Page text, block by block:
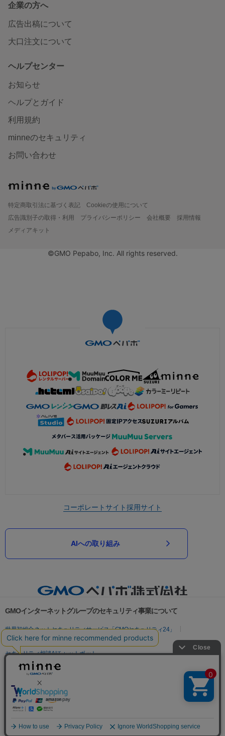
企業の方へ
広告出稿について
大口注文について
ヘルプセンター
お知らせ
ヘルプとガイド
利用規約
minneのセキュリティ
お問い合わせ
特定商取引法に基づく表記
Cookieの使用について
広告識別子の取得・利用
プライバシーポリシー 会社概要
採用情報
メディアキット
©GMO Pepabo, Inc. All rights reserved.
コーポレートサイト採用サイト
AIへの取り組み
GMOインターネットグループのセキュリティ事業について
世界初総合ネットセキュリティサービス「GMOセキュリティ24」
パスワード漏洩診断
Webサイトリスク診断
セキュリティ相談AIチャットボット
実在証明・盗聴対策
サイバー攻撃対策（GMO Flatt Security）
セキュリティ事業の軌跡